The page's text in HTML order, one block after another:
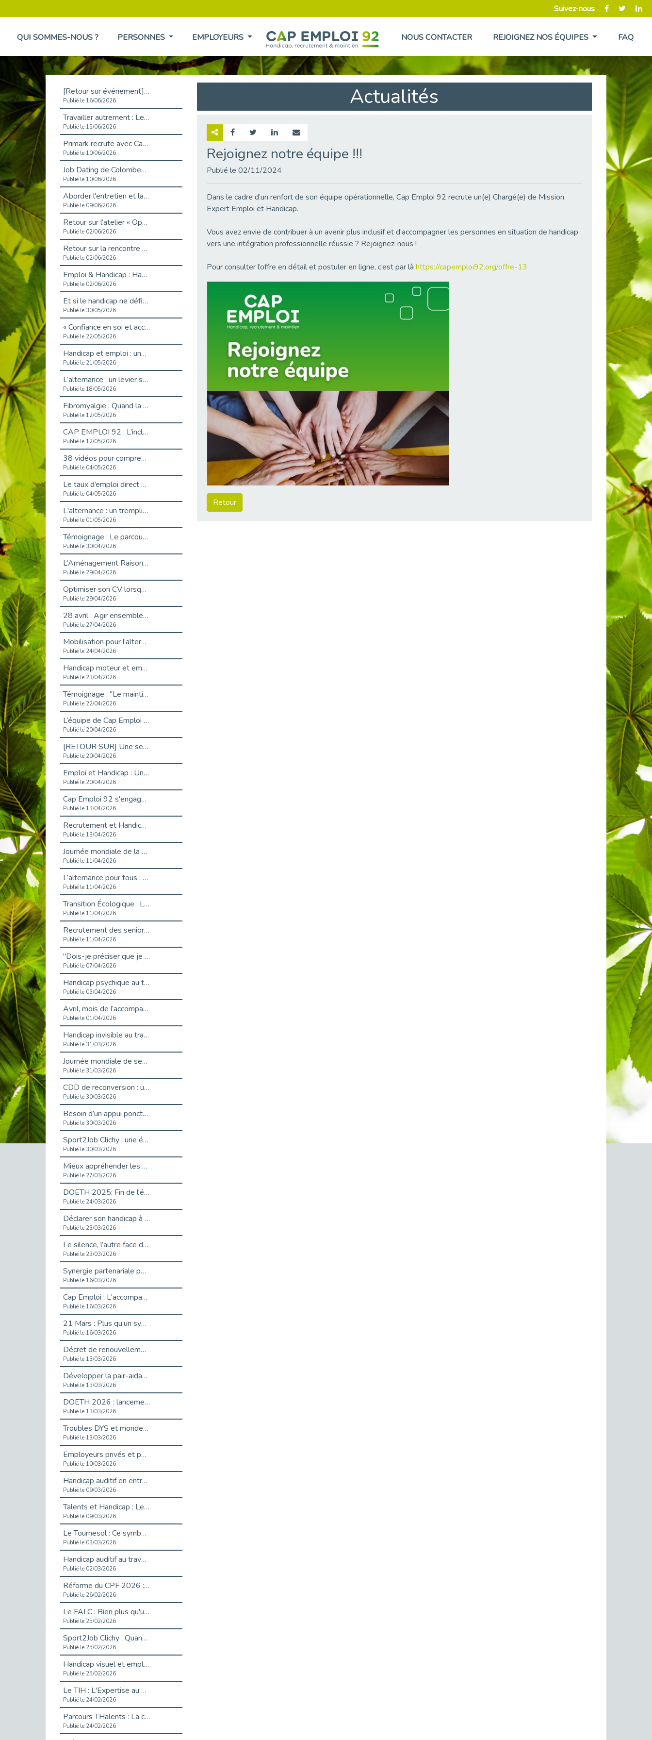
Suivez-nous
QUI SOMMES-NOUS ? PERSONNES EMPLOYEURS NOUS CONTACTER REJOIGNEZ NOS ÉQUIPES FAQ
[Retour sur événement] L'inclusion au cœur de la Place de l'Emploi à La Défense !
Publié le 16/06/2026
Travailler autrement : Le défi de l'intégration des maladies chroniques en entreprise
Publié le 15/06/2026
Primark recrute avec Cap Emploi 92, une matinée couronnée de succès !
Publié le 10/06/2026
Job Dating de Colombes – Emploi et Insertion
Publié le 10/06/2026
Aborder l'entretien et la situation de handicap en toute confiance
Publié le 09/06/2026
Retour sur l’atelier « Optimiser sa recherche d’emploi »
Publié le 02/06/2026
Retour sur la rencontre entre Cap Emploi 92 et Thales (Campus Meudon)
Publié le 02/06/2026
Emploi & Handicap : Hachette Livre et Cap emploi 92 renforcent leur collaboration
Publié le 02/06/2026
Et si le handicap ne définissait plus la carrière ?
Publié le 30/05/2026
« Confiance en soi et acceptation du handicap » : un levier puissant vers l’emploi
Publié le 22/05/2026
Handicap et emploi : une matinée pour briser les tabous
Publié le 21/05/2026
L’alternance : un levier stratégique pour recruter et inclure durablement
Publié le 18/05/2026
Fibromyalgie : Quand la douleur invisible s’invite au bureau
Publié le 12/05/2026
CAP EMPLOI 92 : L’inclusion portée à son sommet, bien au-delà des quotas
Publié le 12/05/2026
38 vidéos pour comprendre et agir durablement
Publié le 04/05/2026
Le taux d’emploi direct dans la fonction publique dépasse 6 % en 2025
Publié le 04/05/2026
L'alternance : un tremplin vers l'emploi aussi pour les personnes en situation de handicap
Publié le 01/05/2026
Témoignage : Le parcours de Marc, 44 ans
Publié le 30/04/2026
L’Aménagement Raisonnable : Un Levier pour l’Équité
Publié le 29/04/2026
Optimiser son CV lorsqu’on est en situation de handicap
Publié le 29/04/2026
28 avril : Agir ensemble pour une culture de prévention au travail
Publié le 27/04/2026
Mobilisation pour l’alternance et le handicap
Publié le 24/04/2026
Handicap moteur et emploi : réussir ses recrutements vidéo
Publié le 23/04/2026
Témoignage : "Le maintien en emploi est un investissement, pas une contrainte."
Publié le 22/04/2026
L’équipe de Cap Emploi 92 s’agrandit : Bienvenue à Charmila, Khoudia et Fadila !
Publié le 20/04/2026
[RETOUR SUR] Une session de recrutement inclusive réussie à Asnières !
Publié le 20/04/2026
Emploi et Handicap : Une alliance de style entre Cap Emploi 92 et La Cravate Solidaire
Publié le 20/04/2026
Cap Emploi 92 s'engage pour la santé mentale : La formation PSSM au cœur de l'accompagnement
Publié le 13/04/2026
Recrutement et Handicap : Et si vous testiez avant de vous engager ?
Publié le 13/04/2026
Journée mondiale de la maladie de Parkinson : Mieux comprendre pour mieux accompagner
Publié le 11/04/2026
L’alternance pour tous : Cap Emploi 92 et Seine Ouest Entreprise et Emploi mobilisés à Boulogne-Billancourt
Publié le 11/04/2026
Transition Écologique : Les Cap Emploi 75,92 et 93 s’engagent pour un Numérique Responsable
Publié le 11/04/2026
Recrutement des seniors : Un levier de transformation pour les ETI franciliennes
Publié le 11/04/2026
"Dois-je préciser que je suis handicapé sur mon CV?"
Publié le 07/04/2026
Handicap psychique au travail : et si nous changions de regard - vidéo
Publié le 03/04/2026
Avril, mois de l’accompagnement dans l’emploi avec Cap emploi.
Publié le 01/04/2026
Handicap invisible au travail : se taire ou parler? - vidéo
Publié le 31/03/2026
Journée mondiale de sensibilisation à l’autisme
Publié le 31/03/2026
CDD de reconversion : un nouveau contrat pour sécuriser le changement de métier.
Publié le 30/03/2026
Besoin d’un appui ponctuel expertise handicap ?
Publié le 30/03/2026
Sport2Job Clichy : une édition altoséquanaise avec Cap Emploi 92.
Publié le 30/03/2026
Mieux appréhender les enjeux du handicap singulier en entreprise - vidéo
Publié le 27/03/2026
DOETH 2025: Fin de l'écrêtement
Publié le 24/03/2026
Déclarer son handicap à son employeur : un levier professionnel ?
Publié le 23/03/2026
Le silence, l’autre face du recrutement : un appel au respect des candidats.
Publié le 23/03/2026
Synergie partenariale pour l'Inclusion Professionnelle chez Orange
Publié le 16/03/2026
Cap Emploi : L'accompagnement EXH c’est quoi ?
Publié le 16/03/2026
21 Mars : Plus qu’un symbole, un engagement pour l’inclusion
Publié le 16/03/2026
Décret de renouvellement de l'aide aux employeurs d'apprentis
Publié le 13/03/2026
Développer la pair-aidance en santé mentale : guide pour les employeurs
Publié le 13/03/2026
DOETH 2026 : lancement de la campagne pour les employeurs publics
Publié le 13/03/2026
Troubles DYS et monde du travail : mieux comprendre pour mieux accompagner _ vidéo
Publié le 13/03/2026
Employeurs privés et publics : vigilance face aux démarchages liés à l’OETH en 2026
Publié le 10/03/2026
Handicap auditif en entreprise, aménagements pour sécuriser la communication - vidéo
Publié le 09/03/2026
Talents et Handicap : Le Top 10 des métiers plébiscités dans les Hauts-de-Seine
Publié le 09/03/2026
Le Tournesol : Ce symbole discret qui change la vie des personnes en situation de handicap invisible
Publié le 03/03/2026
Handicap auditif au travail : rendre l’invisible accessible
Publié le 02/03/2026
Réforme du CPF 2026 : Ce qui change ce printemps pour vos droits à la formation
Publié le 26/02/2026
Le FALC : Bien plus qu'une écriture, un levier d'inclusion
Publié le 25/02/2026
Sport2Job Clichy : Quand le terrain devient le plus beau des bureaux
Publié le 25/02/2026
Handicap visuel et emploi : lever les obstacles pour révéler les - vidéo
Publié le 25/02/2026
Le TIH : L'Expertise au Service de l'Inclusion
Publié le 24/02/2026
Parcours THalents : La complémentarité au service de l'Emploi.
Publié le 24/02/2026
Actualités
Rejoignez notre équipe !!!
Publié le 02/11/2024
Dans le cadre d’un renfort de son équipe opérationnelle, Cap Emploi 92 recrute un(e) Chargé(e) de Mission
Expert Emploi et Handicap.
Vous avez envie de contribuer à un avenir plus inclusif et d’accompagner les personnes en situation de handicap
vers une intégration professionnelle réussie ? Rejoignez-nous !
Pour consulter l’offre en détail et postuler en ligne, c’est par là https://capemploi92.org/offre-13
Retour